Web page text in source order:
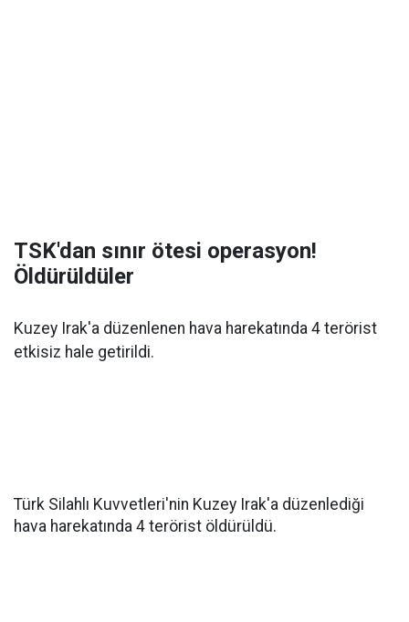
TSK'dan sınır ötesi operasyon!
Öldürüldüler
Kuzey Irak'a düzenlenen hava harekatında 4 terörist
etkisiz hale getirildi.
Türk Silahlı Kuvvetleri'nin Kuzey Irak'a düzenlediği
hava harekatında 4 terörist öldürüldü.